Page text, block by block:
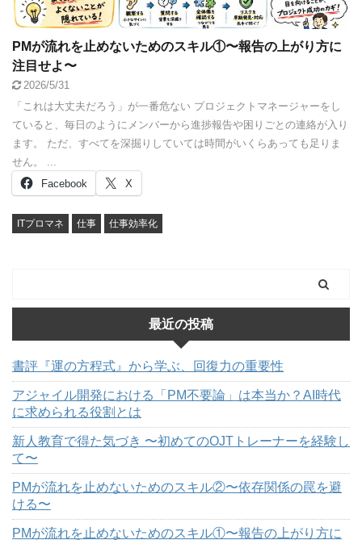
PMが流れを止めないためのスキル①〜報告の上がり方に
注目せよ〜
2026/5/31
「これは大丈夫だろう」が一番危ない プロジェクトマネージャーをし
ていると、毎日のようにメンバーから進捗報告や困りごとの連絡が入り
ます。 ただ、すべてを深掘りしていては時間がいくらあっても足りま
せん。 ...
Facebook
X
ITプロマネ 仕事 仕事効率化
最近の投稿
書評『運の方程式』から学ぶ、回復力の重要性
アジャイル開発における「PM不要論」は本当か？AI時代
に求められる役割とは
新人教育で得た気づき 〜初めてのOJTトレーナーを経験し
て〜
PMが流れを止めないためのスキル②〜依存関係の罠を避
ける〜
PMが流れを止めないためのスキル①〜報告の上がり方に